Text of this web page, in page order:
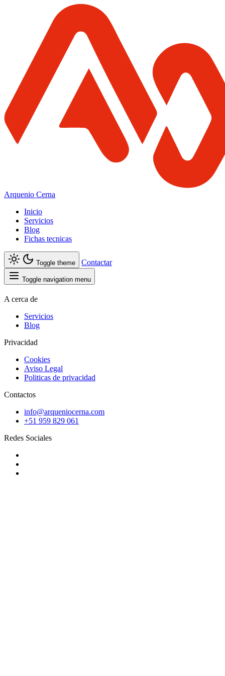
Arquenio Cerna
Inicio
Servicios
Blog
Fichas tecnicas
Toggle theme Contactar
Toggle navigation menu
A cerca de
Servicios
Blog
Privacidad
Cookies
Aviso Legal
Politicas de privacidad
Contactos
info@arqueniocerna.com
+51 959 829 061
Redes Sociales